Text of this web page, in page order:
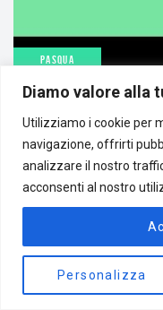
Diamo valore alla
Utilizziamo i cookie per
navigazione, offrirti
analizzare il nostro
acconsenti al nostro
Personalizza
PASQUA
BUONA
POSTED BY